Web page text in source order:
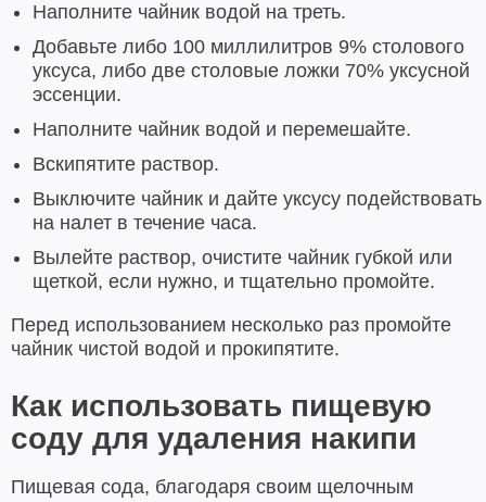
Наполните чайник водой на треть.
Добавьте либо 100 миллилитров 9% столового
уксуса, либо две столовые ложки 70% уксусной
эссенции.
Наполните чайник водой и перемешайте.
Вскипятите раствор.
Выключите чайник и дайте уксусу подействовать
на налет в течение часа.
Вылейте раствор, очистите чайник губкой или
щеткой, если нужно, и тщательно промойте.
Перед использованием несколько раз промойте
чайник чистой водой и прокипятите.
Как использовать пищевую
соду для удаления накипи
Пищевая сода, благодаря своим щелочным